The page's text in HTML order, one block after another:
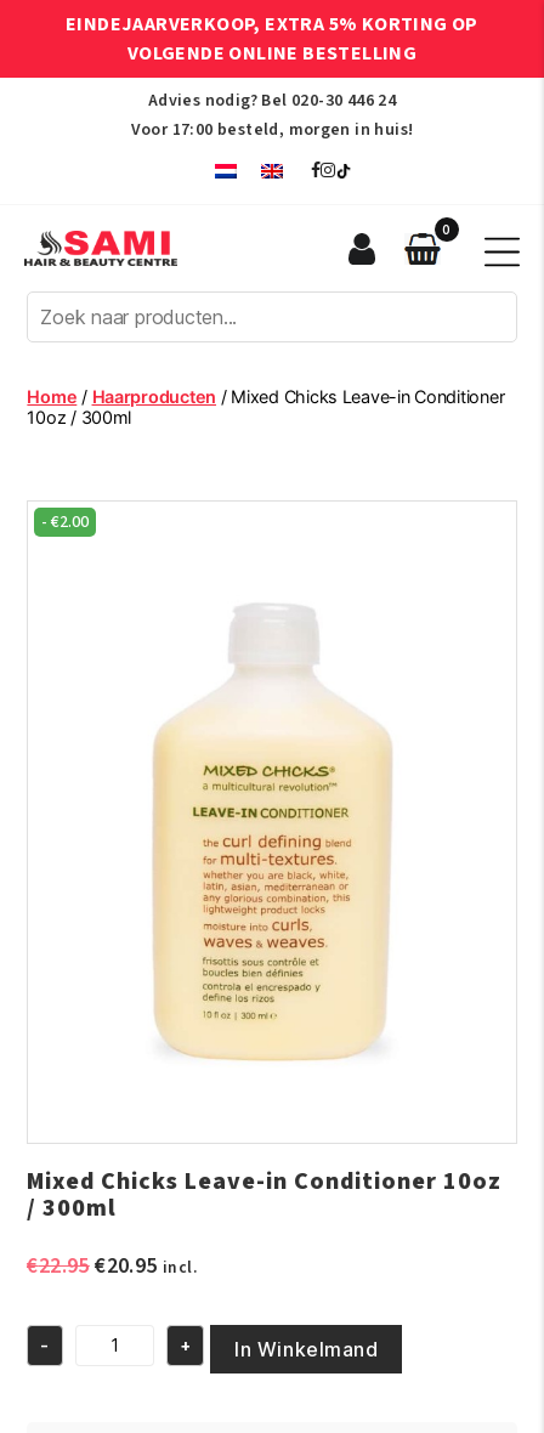
EINDEJAARVERKOOP, EXTRA 5% KORTING OP
VOLGENDE ONLINE BESTELLING
Advies nodig? Bel 020-30 446 24
Voor 17:00 besteld, morgen in huis!
Afro
Hair
Beauty
Centre
0
Home / Haarproducten / Mixed Chicks Leave-in Conditioner
10oz / 300ml
-€2.00
Mixed Chicks Leave-in Conditioner 10oz
/ 300ml
€22.95Oorspronkelijke
€22.95.
€20.95Huidige
is:
€20.95.
incl.
Mixed
- + In Winkelmand